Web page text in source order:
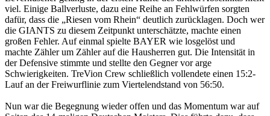
viel. Einige Ballverluste, dazu eine Reihe an Fehlwürfen sorgten
dafür, dass die „Riesen vom Rhein“ deutlich zurücklagen. Doch wer
die GIANTS zu diesem Zeitpunkt unterschätzte, machte einen
großen Fehler. Auf einmal spielte BAYER wie losgelöst und
machte Zähler um Zähler auf die Hausherren gut. Die Intensität in
der Defensive stimmte und stellte den Gegner vor arge
Schwierigkeiten. TreVion Crew schließlich vollendete einen 15:2-
Lauf an der Freiwurflinie zum Viertelendstand von 56:50.
Nun war die Begegnung wieder offen und das Momentum war auf